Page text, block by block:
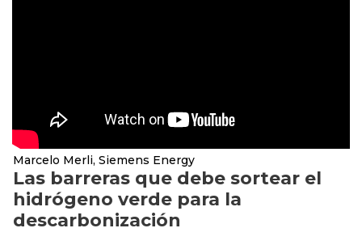
Marcelo Merli, Siemens Energy
Las barreras que debe sortear el
hidrógeno verde para la
descarbonización